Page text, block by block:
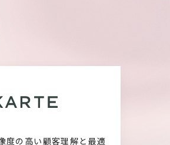
度の高い顧客理解と最適